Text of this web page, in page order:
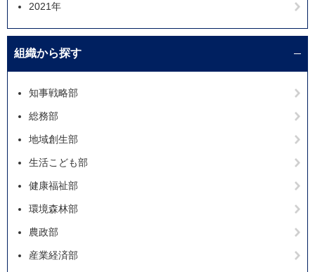
2021年
組織から探す
知事戦略部
総務部
地域創生部
生活こども部
健康福祉部
環境森林部
農政部
産業経済部